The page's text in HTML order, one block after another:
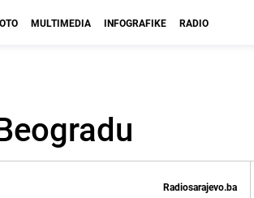
MULTIMEDIA INFOGRAFIKE RADIO
Radiosarajevo.ba